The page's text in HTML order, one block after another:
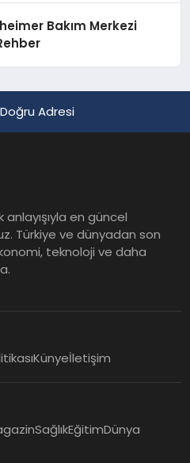
Bakım Merkezi
Adresi
en güncel
Türkiye ve dünyadan son
teknoloji ve daha
Künyeİletişim
SağlıkEğitimDünya